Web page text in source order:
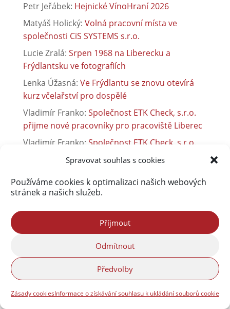
Spravovat souhlas s cookies
Používáme cookies k optimalizaci našich webových
stránek a našich služeb.
Příjmout
Odmítnout
Předvolby
Zásady cookiesInformace o získávání souhlasu k ukládání souborů cookie
Petr Jeřábek: Hejnické VínoHraní 2026
Matyáš Holický: Volná pracovní místa ve
společnosti CiS SYSTEMS s.r.o.
Lucie Zralá: Srpen 1968 na Liberecku a
Frýdlantsku ve fotografiích
Lenka Úžasná: Ve Frýdlantu se znovu otevírá
kurz včelařství pro dospělé
Vladimír Franko: Společnost ETK Check, s.r.o.
přijme nové pracovníky pro pracoviště Liberec
Vladimír Franko: Společnost ETK Check, s.r.o.
přijme nové pracovníky pro pracoviště Liberec